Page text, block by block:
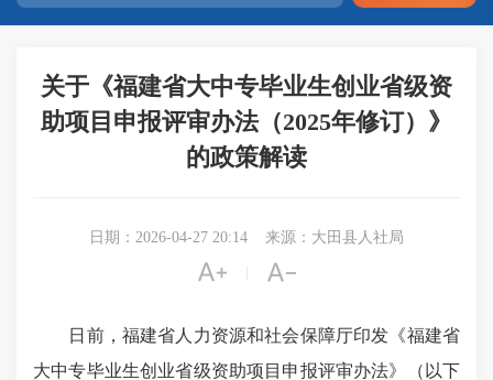
关于《福建省大中专毕业生创业省级资
助项目申报评审办法（2025年修订）》
的政策解读
日期：2026-04-27 20:14 来源：大田县人社局
 
日前，福建省人力资源和社会保障厅印发《福建省
大中专毕业生创业省级资助项目申报评审办法》（以下